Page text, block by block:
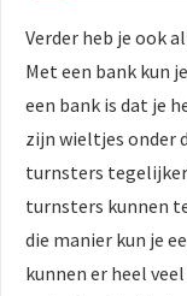
Verder heb je ook
Met een bank kun
een bank is dat je
zijn wieltjes onder
turnsters
turnsters kunnen
die manier kun je
kunnen er heel